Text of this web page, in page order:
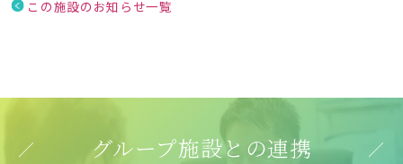
この施設のお知らせ一覧
グループ施設との連携